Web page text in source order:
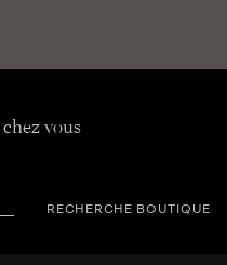
vous
RECHERCHE BOUTIQUE